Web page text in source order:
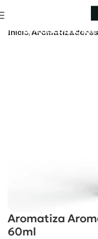
10% discount,
Início Aromatizadores
Aromatiza
60ml